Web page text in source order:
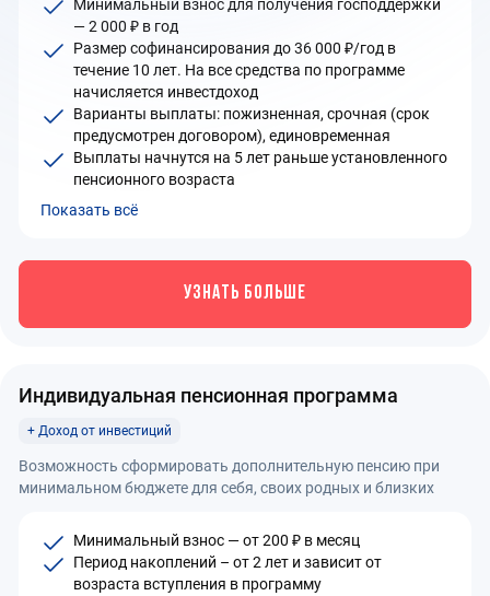
Минимальный взнос для получения господдержки
— 2 000 ₽ в год
Размер софинансирования до 36 000 ₽/год в
течение 10 лет. На все средства по программе
начисляется инвестдоход
Варианты выплаты: пожизненная, срочная (срок
предусмотрен договором), единовременная
Выплаты начнутся на 5 лет раньше установленного
пенсионного возраста
Показать всё
УЗНАТЬ БОЛЬШЕ
Индивидуальная пенсионная программа
+ Доход от инвестиций
Возможность сформировать дополнительную пенсию при
минимальном бюджете для себя, своих родных и близких
Минимальный взнос — от 200 ₽ в месяц
Период накоплений – от 2 лет и зависит от
возраста вступления в программу